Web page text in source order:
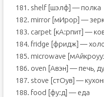
181. shelf [шэлф] — полка
182. mirror [мИрор] —
183. carpet [кА:рпит] —
184. fridge [фридж] —
185. microwave
186. oven [Авэн] — печь,
187. stove [стОув] —
188. food [фу:д] — еда